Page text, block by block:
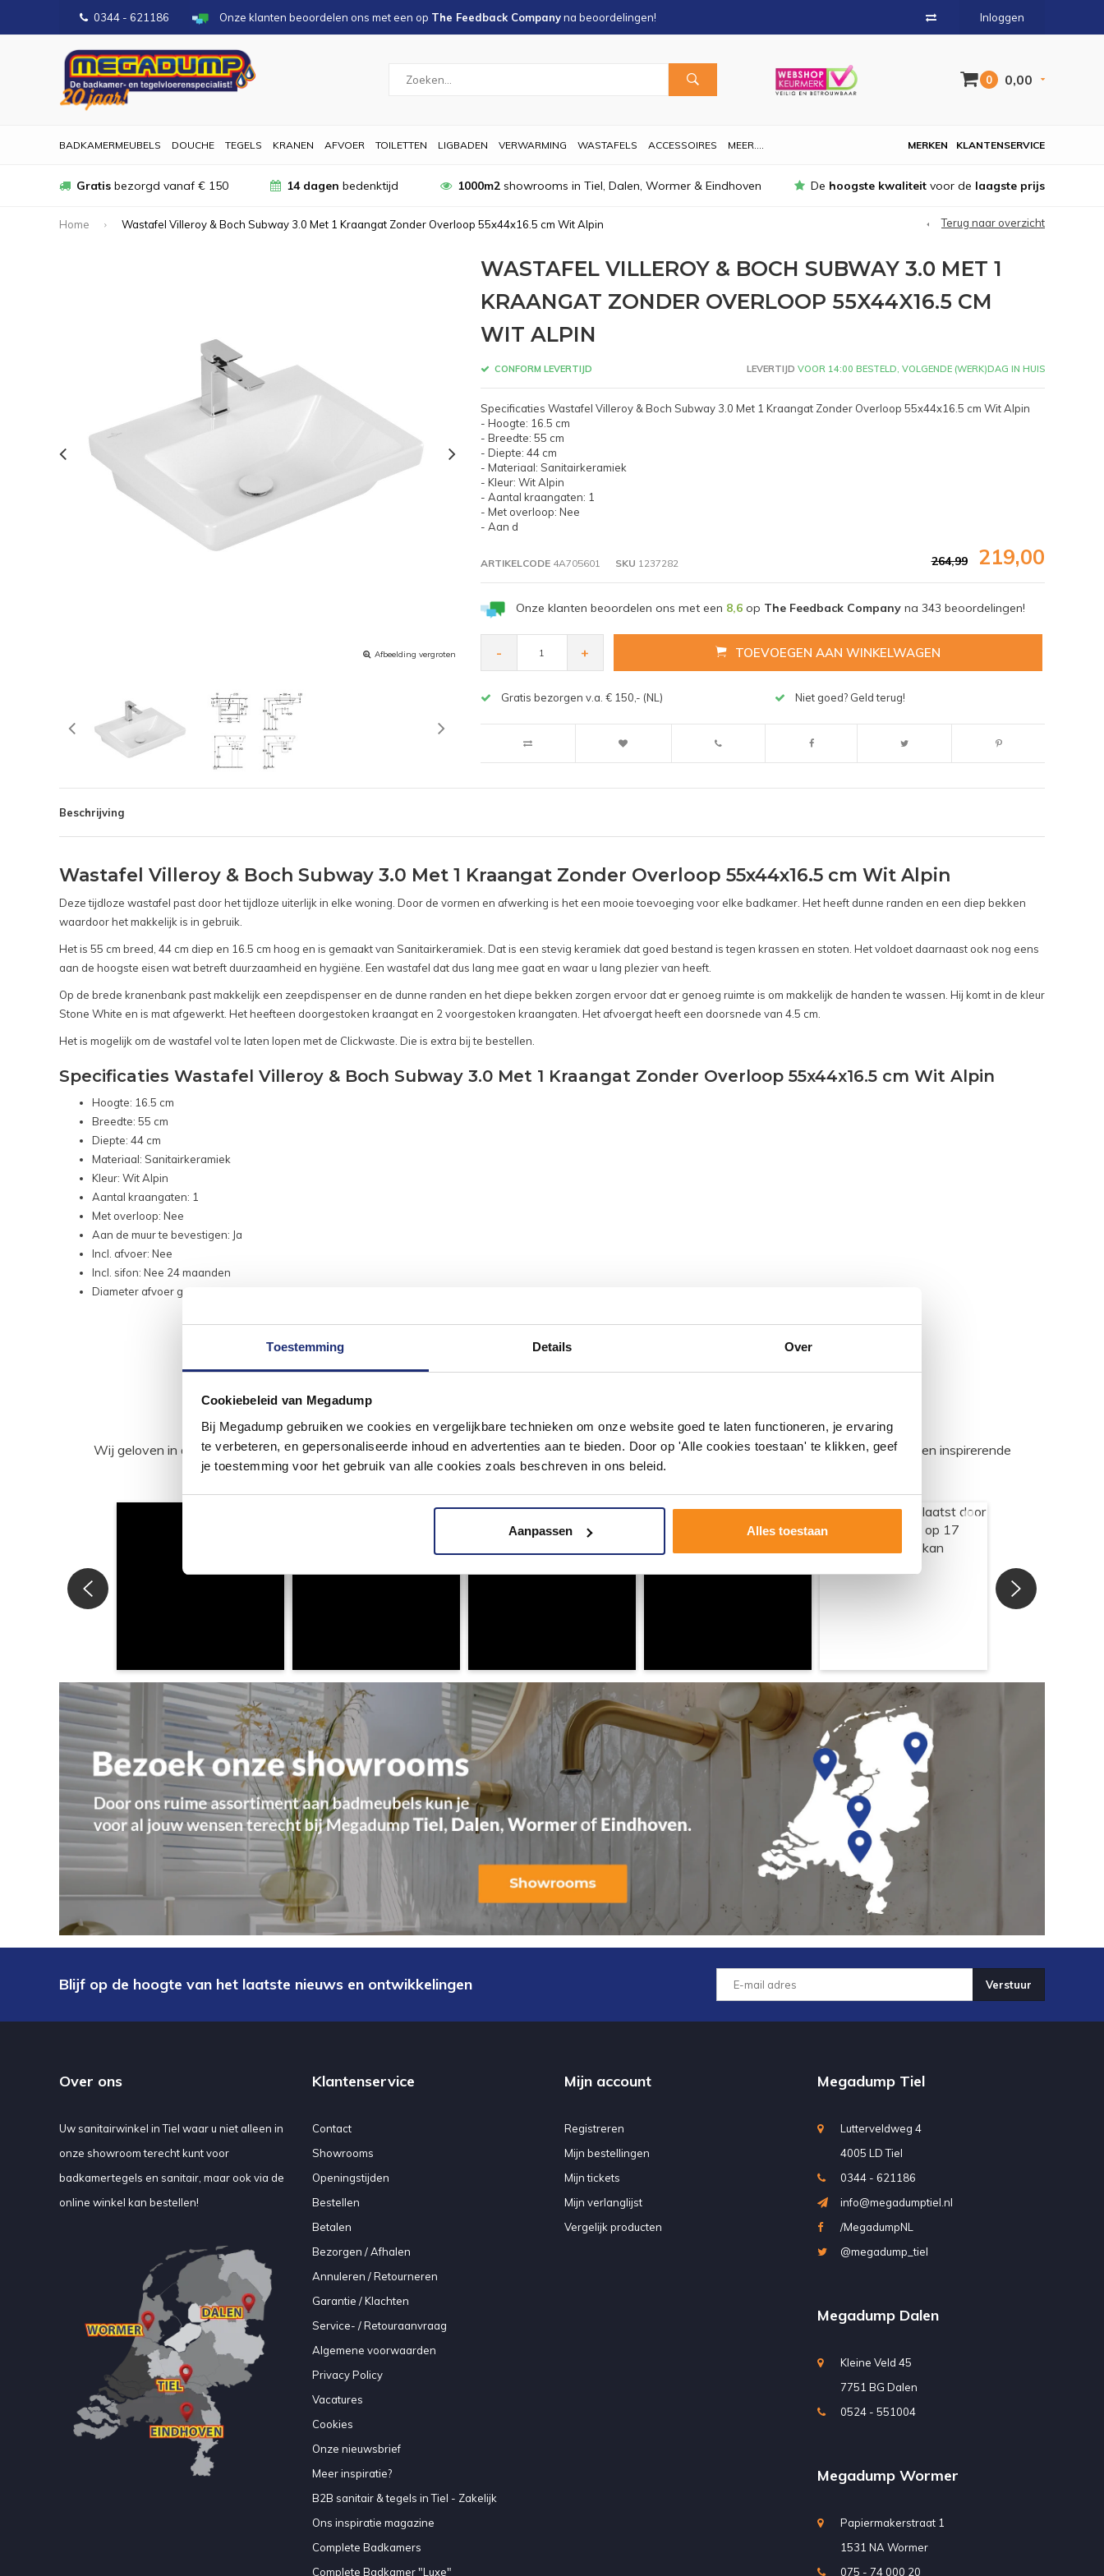
Toestemming Details Over
Cookiebeleid van Megadump
Bij Megadump gebruiken we cookies en vergelijkbare technieken om onze website goed te laten functioneren, je ervaring
te verbeteren, en gepersonaliseerde inhoud en advertenties aan te bieden. Door op 'Alle cookies toestaan' te klikken, geef
je toestemming voor het gebruik van alle cookies zoals beschreven in ons beleid.
Aanpassen Alles toestaan
0344 - 621186 Onze klanten beoordelen ons met een op The Feedback Companyna beoordelingen! Inloggen
0 0,00
BADKAMERMEUBELS DOUCHE TEGELS KRANEN AFVOER TOILETTEN LIGBADEN VERWARMING WASTAFELS ACCESSOIRES MEER.... KLANTENSERVICE
MERKEN
Gratis bezorgd vanaf € 150 14 dagen bedenktijd 1000m2showrooms in Tiel, Dalen, Wormer & Eindhoven De hoogste kwaliteit voor de laagste prijs
Home Wastafel Villeroy & Boch Subway 3.0 Met 1 Kraangat Zonder Overloop 55x44x16.5 cm Wit Alpin Terug naar overzicht
Afbeelding vergroten Afbeelding vergroten
WASTAFEL VILLEROY & BOCH SUBWAY 3.0 MET 1
KRAANGAT ZONDER OVERLOOP 55X44X16.5 CM
WIT ALPIN
CONFORM LEVERTIJD LEVERTIJD VOOR 14:00 BESTELD, VOLGENDE (WERK)DAG IN HUIS
Specificaties Wastafel Villeroy & Boch Subway 3.0 Met 1 Kraangat Zonder Overloop 55x44x16.5 cm Wit Alpin
- Hoogte: 16.5 cm
- Breedte: 55 cm
- Diepte: 44 cm
- Materiaal: Sanitairkeramiek
- Kleur: Wit Alpin
- Aantal kraangaten: 1
- Met overloop: Nee
- Aan d
ARTIKELCODE4A705601 SKU 1237282 264,99 219,00
Onze klanten beoordelen ons met een 8,6op The Feedback Companyna 343 beoordelingen!
- + TOEVOEGEN AAN WINKELWAGEN
Gratis bezorgen v.a. € 150,- (NL) Niet goed? Geld terug!
Beschrijving
Wastafel Villeroy & Boch Subway 3.0 Met 1 Kraangat Zonder Overloop 55x44x16.5 cm Wit Alpin
Deze tijdloze wastafel past door het tijdloze uiterlijk in elke woning. Door de vormen en afwerking is het een mooie toevoeging voor elke badkamer. Het heeft dunne randen en een diep bekken
waardoor het makkelijk is in gebruik.
Het is 55 cm breed, 44 cm diep en 16.5 cm hoog en is gemaakt van Sanitairkeramiek. Dat is een stevig keramiek dat goed bestand is tegen krassen en stoten. Het voldoet daarnaast ook nog eens
aan de hoogste eisen wat betreft duurzaamheid en hygiëne. Een wastafel dat dus lang mee gaat en waar u lang plezier van heeft.
Op de brede kranenbank past makkelijk een zeepdispenser en de dunne randen en het diepe bekken zorgen ervoor dat er genoeg ruimte is om makkelijk de handen te wassen. Hij komt in de kleur
Stone White en is mat afgewerkt. Het heefteen doorgestoken kraangat en 2 voorgestoken kraangaten. Het afvoergat heeft een doorsnede van 4.5 cm.
Het is mogelijk om de wastafel vol te laten lopen met de Clickwaste. Die is extra bij te bestellen.
Specificaties Wastafel Villeroy & Boch Subway 3.0 Met 1 Kraangat Zonder Overloop 55x44x16.5 cm Wit Alpin
Hoogte: 16.5 cm
Breedte: 55 cm
Diepte: 44 cm
Materiaal: Sanitairkeramiek
Kleur: Wit Alpin
Aantal kraangaten: 1
Met overloop: Nee
Aan de muur te bevestigen: Ja
Incl. afvoer: Nee
Incl. sifon: Nee 24 maanden
Diameter afvoer gat: 4.5 cm
#mijndroombadkamer
Wij geloven in de kracht van delen. Deel jouw badkamer op Instagram met #mijndroombadkamer en tag @megadumpnl. Samen bouwen we een inspirerende
omgeving vol met unieke badkamerstijlen. Doe je mee?
Blijf op de hoogte van het laatste nieuws en ontwikkelingen Verstuur
Over ons
Uw sanitairwinkel in Tiel waar u niet alleen in
onze showroom terecht kunt voor
badkamertegels en sanitair, maar ook via de
online winkel kan bestellen!
Klantenservice
Contact
Showrooms
Openingstijden
Bestellen
Betalen
Bezorgen / Afhalen
Annuleren / Retourneren
Garantie / Klachten
Service- / Retouraanvraag
Algemene voorwaarden
Privacy Policy
Vacatures
Cookies
Onze nieuwsbrief
Meer inspiratie?
B2B sanitair & tegels in Tiel - Zakelijk
Ons inspiratie magazine
Complete Badkamers
Complete Badkamer "Luxe"
Mijn account
Registreren
Mijn bestellingen
Mijn tickets
Mijn verlanglijst
Vergelijk producten
Megadump Tiel
Lutterveldweg 4
4005 LD Tiel
0344 - 621186
info@megadumptiel.nl
/MegadumpNL
@megadump_tiel
Megadump Dalen
Kleine Veld 45
7751 BG Dalen
0524 - 551004
Megadump Wormer
Papiermakerstraat 1
1531 NA Wormer
075 - 74 000 20